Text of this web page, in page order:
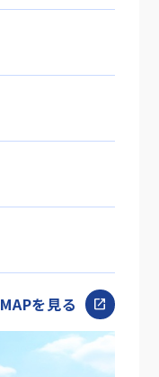
MAPを見る open_in_new